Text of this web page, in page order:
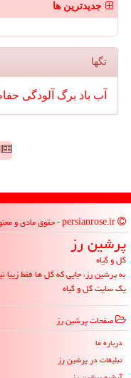
جدیدترین ها
تگها
آب باد برگ آلودگی
پرشین رز
گل و گیاه
به پرشین رز، جایی که گل ها فقط
یک سایت گل و گیاه
صفحات پرشین رز
درباره ما
تبلیغات در پرشین رز